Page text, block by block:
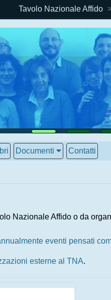
Tavolo Nazionale Affido
Documenti Contatti
Nazionale Affido o da
eventi pensati
esterne al TNA.